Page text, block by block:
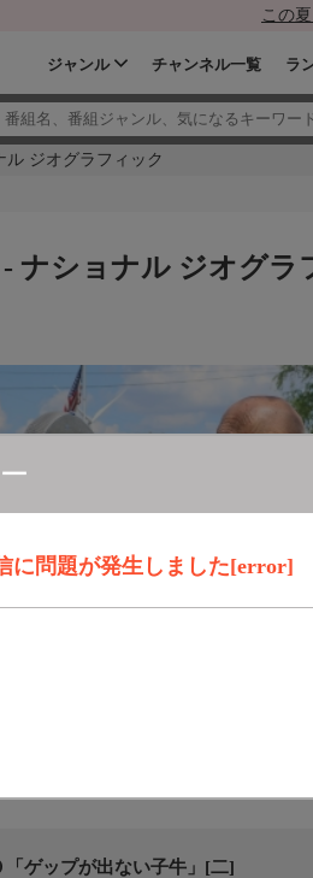
この
ジャンル チャンネル一覧 ラ
ジオグラフィック
に問題が発生しました[error]
ナショナル ジオグラ
ゲップが出ない子牛」[二]